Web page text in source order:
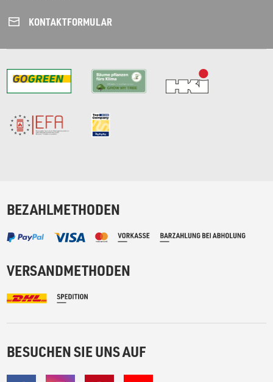
KONTAKT­FORMULAR
BEZAHLMETHODEN
VERSANDMETHODEN
BESUCHEN SIE UNS AUF